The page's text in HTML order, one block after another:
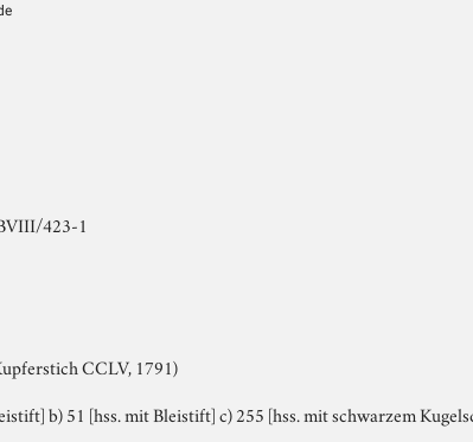
423-1
CCLV, 1791)
b) 51 [hss. mit Bleistift] c) 255 [hss. mit schwarzem